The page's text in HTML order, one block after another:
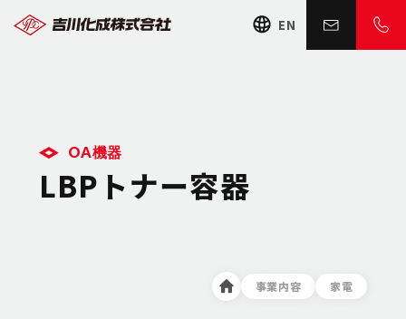
EN
OA機器
LBPトナー容器
事業内容 家電